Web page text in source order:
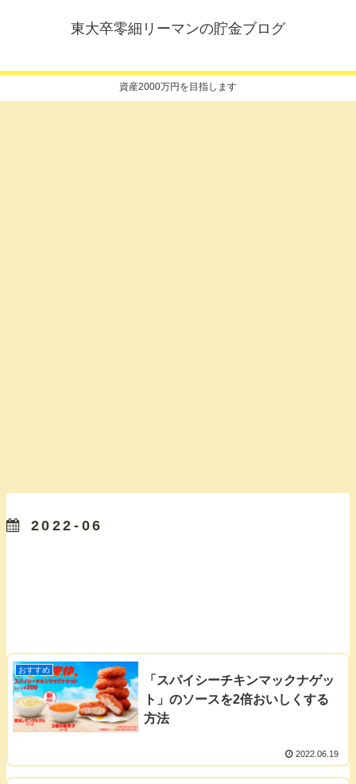
東大卒零細リーマンの貯金ブログ
資産2000万円を目指します
2022-06
おすすめ
「スパイシーチキンマックナゲッ
ト」のソースを2倍おいしくする
方法
2022.06.19